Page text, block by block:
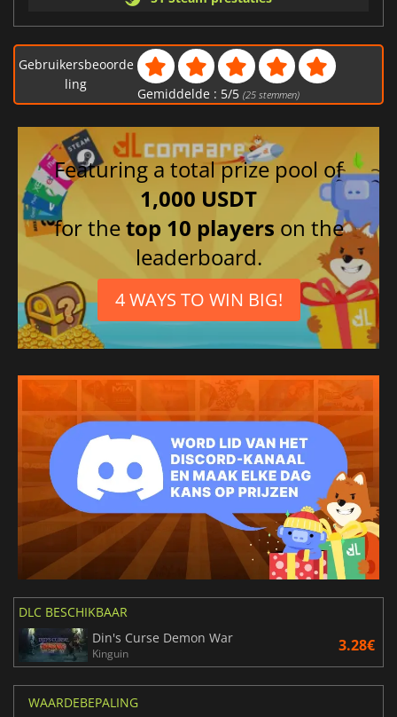
Gebruikersbeoorde
ling
Gemiddelde : 5/5 (25stemmen)
Featuring a total prize pool of
1,000 USDT
for thetop 10 players on the
leaderboard.
4 WAYS TO WIN BIG!
DLC BESCHIKBAAR
Din's Curse Demon War
Kinguin 3.28€
WAARDEBEPALING